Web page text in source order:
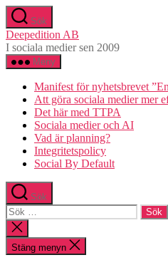
Hoppa
till
innehåll
Sök
Deepedition AB
I sociala medier sen 2009
Meny
Manifest för nyhetsbrevet
Att göra sociala medier mer
Det här med TTPA
Sociala medier och AI
Vad är planning?
Integritetspolicy
Social By Default
Sök
Sök
efter:
Stäng
sökningen
Stäng menyn